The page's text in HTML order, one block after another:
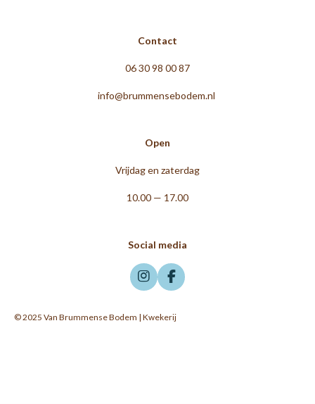
Contact
06 30 98 00 87
info@brummensebodem.nl
Open
Vrijdag en zaterdag
10.00 — 17.00
Social media
I
n
t
F
a
e
© 2025 Van Brummense Bodem | Kwekerij